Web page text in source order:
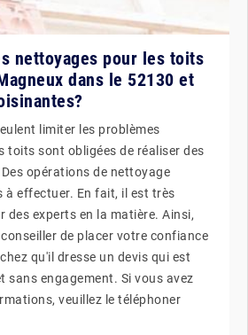
nettoyages pour les toits
dans le 52130 et
limiter les problèmes
toits sont obligées de réaliser des
opérations de nettoyage
à effectuer. En fait, il est très
des experts en la matière. Ainsi,
de placer votre confiance
qu'il dresse un devis qui est
engagement. Si vous avez
veuillez le téléphoner